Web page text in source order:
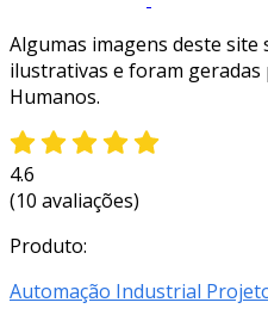
Algumas imagens deste site
ilustrativas e foram geradas
Humanos.
4.6
(10 avaliações)
Produto:
Automação Industrial